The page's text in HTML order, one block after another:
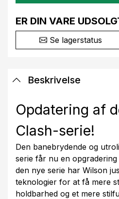
ER DIN VARE
Se lagerstatus
Beskrivelse
Opdatering af
Clash-serie!
Den banebrydende og
serie får nu en
den nye serie har Wilson
teknologier for at få mere
holdbarhed og et mere